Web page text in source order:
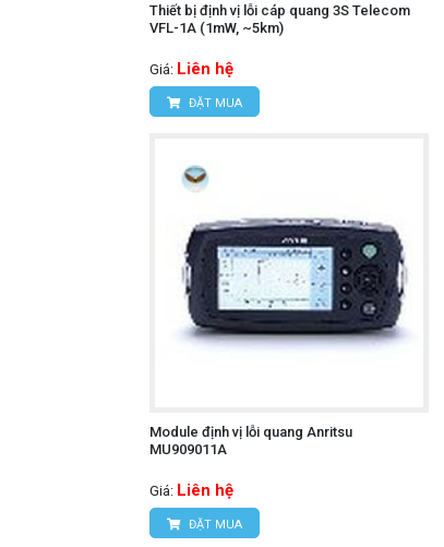
Thiết bị định vị lỗi cáp quang 3S Telecom
VFL-1A (1mW, ~5km)
Giá: Liên hệ
ĐẶT MUA
Module định vị lỗi quang Anritsu
MU909011A
Giá: Liên hệ
ĐẶT MUA